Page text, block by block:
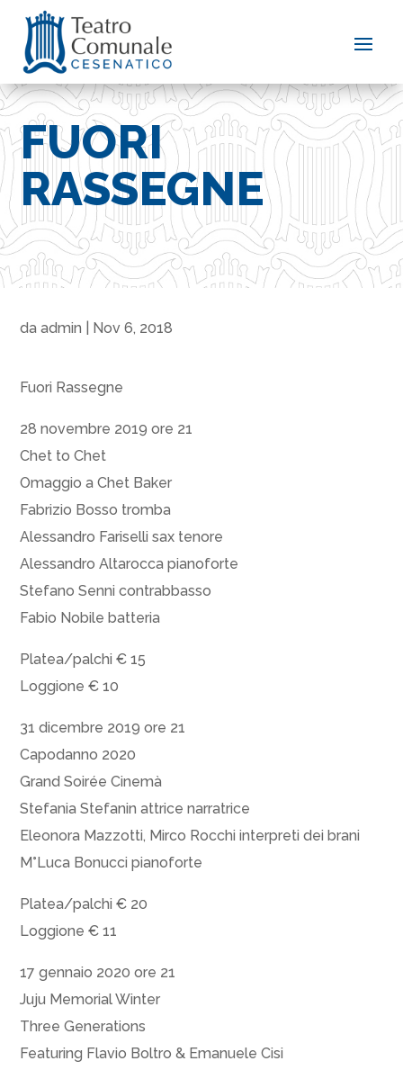
FUORI
RASSEGNE
daadmin Nov 6, 2018
Fuori Rassegne
28 novembre 2019 ore 21
Chet to Chet
Omaggio a Chet Baker
Fabrizio Bosso tromba
Alessandro Fariselli sax tenore
Alessandro Altarocca pianoforte
Stefano Senni contrabbasso
Fabio Nobile batteria
Platea/palchi € 15
Loggione € 10
31 dicembre 2019 ore 21
Capodanno 2020
Grand Soirée Cinemà
Stefania Stefanin attrice narratrice
Eleonora Mazzotti, Mirco Rocchi interpreti dei brani
M°Luca Bonucci pianoforte
Platea/palchi € 20
Loggione € 11
17 gennaio 2020 ore 21
Juju Memorial Winter
Three Generations
Featuring Flavio Boltro & Emanuele Cisi